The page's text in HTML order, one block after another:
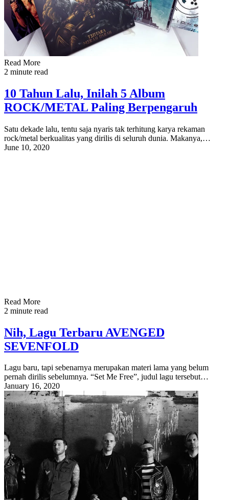
Read More
2 minute read
10 Tahun Lalu, Inilah 5 Album
ROCK/METAL Paling Berpengaruh
Satu dekade lalu, tentu saja nyaris tak terhitung karya rekaman
rock/metal berkualitas yang dirilis di seluruh dunia. Makanya,…
June 10, 2020
Read More
2 minute read
Nih, Lagu Terbaru AVENGED
SEVENFOLD
Lagu baru, tapi sebenarnya merupakan materi lama yang belum
pernah dirilis sebelumnya. “Set Me Free”, judul lagu tersebut…
January 16, 2020